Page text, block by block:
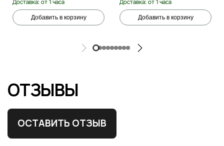
Доставка: от 1 часа
Добавить в корзину
Доставка: от 1 часа
Добавить в корзину
ОТЗЫВЫ
ОСТАВИТЬ ОТЗЫВ